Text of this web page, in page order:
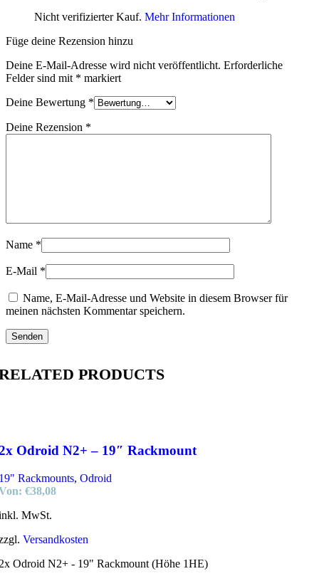
Nicht verifizierter Kauf. Mehr Informationen
Füge deine Rezension hinzu
Deine E-Mail-Adresse wird nicht veröffentlicht. Erforderliche
Felder sind mit * markiert
Deine Bewertung *
Deine Rezension *
Name *
E-Mail *
Name, E-Mail-Adresse und Website in diesem Browser für
meinen nächsten Kommentar speichern.
PRODUCTS
Odroid N2+ – 19″ Rackmount
Rackmounts, Odroid
€38,08
MwSt.
Versandkosten
Odroid N2+ - 19" Rackmount (Höhe 1HE)